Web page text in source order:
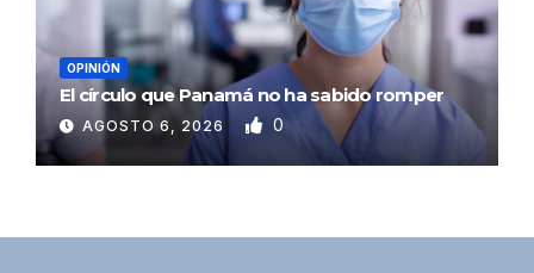
OPINIÓN
El círculo que Panamá no ha sabido romper
AGOSTO 6, 2026 0